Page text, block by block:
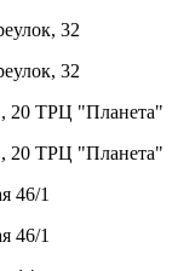
32
32
20 ТРЦ "Планета"
20 ТРЦ "Планета"
46/1
46/1